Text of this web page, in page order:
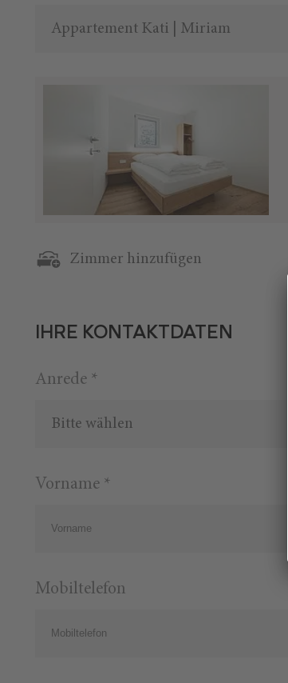
Appartement Kati | Miriam
Zimmer hinzufügen
IHRE KONTAKTDATEN
Anrede *
Bitte wählen
Vorname *
Mobiltelefon